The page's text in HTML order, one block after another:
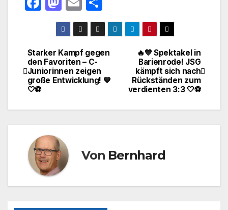
e
b
o
k
a
st
o
d
o
m
ail
ei
le
n
Beitragsnavigation🔥💙 Spektakel in
Barienrode! JSG
kämpft sich nach
Rückständen zum
verdienten 3:3 🤍⚽
Starker Kampf gegen
den Favoriten – C-
Juniorinnen zeigen
große Entwicklung! 💙
🤍⚽
Von Bernhard